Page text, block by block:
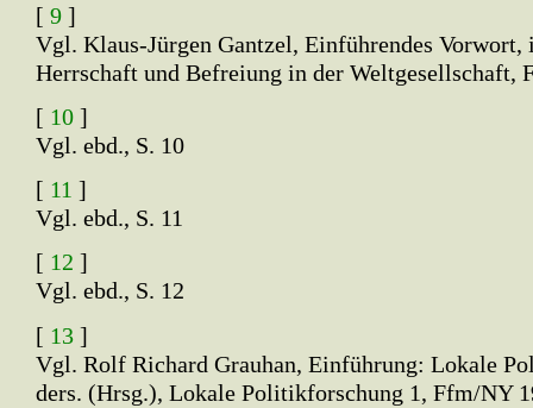
[ 9 ]
Vgl. Klaus-Jürgen Gantzel, Einführendes Vorwort,
Herrschaft und Befreiung in der Weltgesellschaft,
[ 10 ]
Vgl. ebd., S. 10
[ 11 ]
Vgl. ebd., S. 11
[ 12 ]
Vgl. ebd., S. 12
[ 13 ]
Vgl. Rolf Richard Grauhan, Einführung: Lokale
ders. (Hrsg.), Lokale Politikforschung 1, Ffm/NY